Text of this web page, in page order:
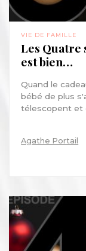
VIE DE FAMILLE
Les Quatre
est bien…
Quand le
bébé de plus
télescopent et
Agathe Portail